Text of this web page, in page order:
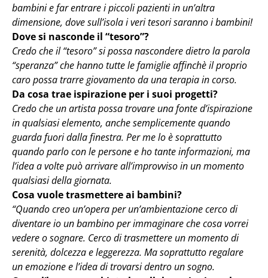
bambini e far entrare i piccoli pazienti in un’altra
dimensione, dove sull’isola i veri tesori saranno i bambini!
Dove si nasconde il “tesoro”?
Credo che il “tesoro” si possa nascondere dietro la parola
“speranza” che hanno tutte le famiglie affinchè il proprio
caro possa trarre giovamento da una terapia in corso.
Da cosa trae ispirazione per i suoi progetti?
Credo che un artista possa trovare una fonte d’ispirazione
in qualsiasi elemento, anche semplicemente quando
guarda fuori dalla finestra. Per me lo è soprattutto
quando parlo con le persone e ho tante informazioni, ma
l’idea a volte può arrivare all’improvviso in un momento
qualsiasi della giornata.
Cosa vuole trasmettere ai bambini?
“Quando creo un’opera per un’ambientazione cerco di
diventare io un bambino per immaginare che cosa vorrei
vedere o sognare. Cerco di trasmettere un momento di
serenità, dolcezza e leggerezza. Ma soprattutto regalare
un emozione e l’idea di trovarsi dentro un sogno.